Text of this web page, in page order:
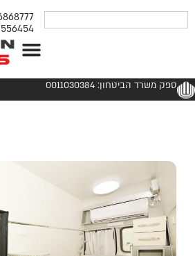
ספק משרד הביטחון: 0011030384